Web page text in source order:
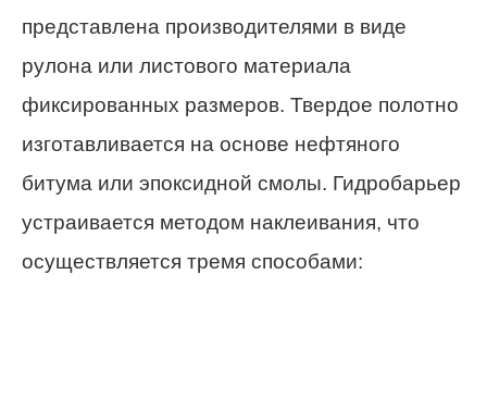
представлена производителями в виде
рулона или листового материала
фиксированных размеров. Твердое полотно
изготавливается на основе нефтяного
битума или эпоксидной смолы. Гидробарьер
устраивается методом наклеивания, что
осуществляется тремя способами: